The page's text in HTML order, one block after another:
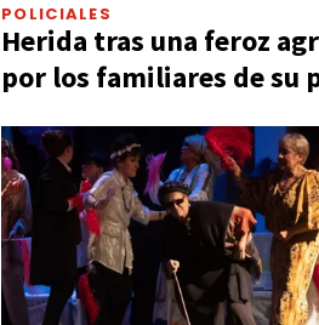
POLICIALES
Herida tras una feroz
por los familiares de su